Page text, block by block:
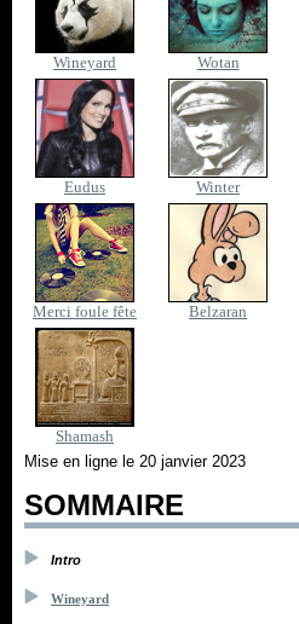
Wineyard Wotan
Eudus Winter
Merci foule fête Belzaran
Shamash
Mise en ligne le 20 janvier 2023
SOMMAIRE
Intro
Wineyard